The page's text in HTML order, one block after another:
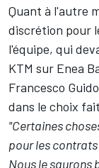
Quant à l'autre
discrétion pour
l'équipe, qui
KTM sur Enea
Francesco
dans le choix
"Certaines
pour les
Nous le saurons